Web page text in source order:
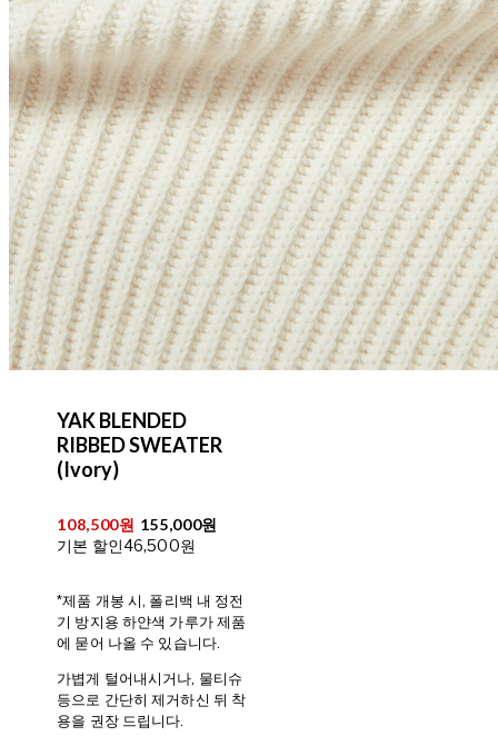
YAK BLENDED
RIBBED SWEATER
(Ivory)
108,500원 155,000원
기본 할인46,500원
*제품 개봉 시, 폴리백 내 정전
기 방지용 하얀색 가루가 제품
에 묻어 나올 수 있습니다.
가볍게 털어내시거나, 물티슈
등으로 간단히 제거하신 뒤 착
용을 권장 드립니다.